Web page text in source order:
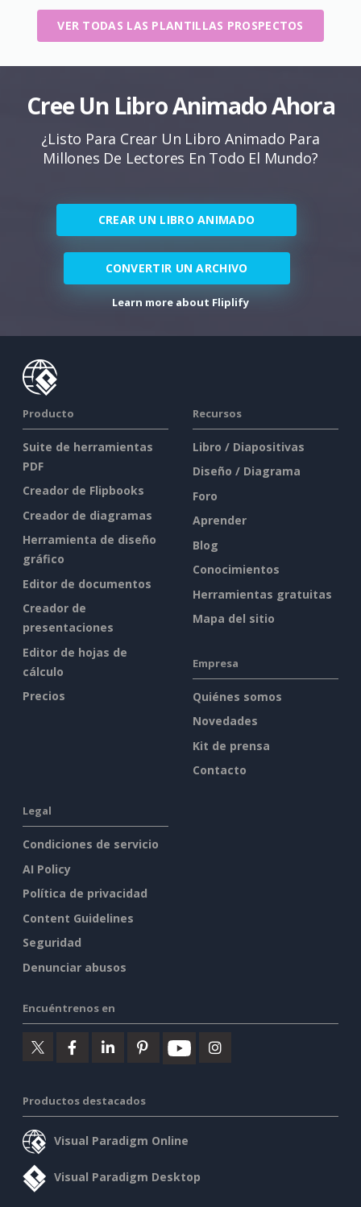
VER TODAS LAS PLANTILLAS PROSPECTOS
Cree Un Libro Animado Ahora
¿Listo Para Crear Un Libro Animado Para
Millones De Lectores En Todo El Mundo?
CREAR UN LIBRO ANIMADO
CONVERTIR UN ARCHIVO
Learn more about Fliplify
Producto
Suite de herramientas
PDF
Creador de Flipbooks
Creador de diagramas
Herramienta de diseño
gráfico
Editor de documentos
Creador de
presentaciones
Editor de hojas de
cálculo
Precios
Recursos
Libro / Diapositivas
Diseño / Diagrama
Foro
Aprender
Blog
Conocimientos
Herramientas gratuitas
Mapa del sitio
Empresa
Quiénes somos
Novedades
Kit de prensa
Contacto
Legal
Condiciones de servicio
AI Policy
Política de privacidad
Content Guidelines
Seguridad
Denunciar abusos
Encuéntrenos en
Productos destacados
Visual Paradigm Online
Visual Paradigm Desktop